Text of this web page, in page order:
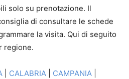
solo su prenotazione. Il
di consultare le schede
la visita. Qui di seguito
regione.
CALABRIA CAMPANIA